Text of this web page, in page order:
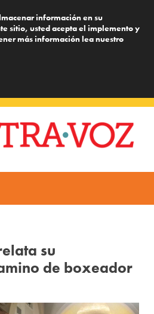
información en su
sitio, usted acepta el implemento y
más información lea nuestro
su
de boxeador